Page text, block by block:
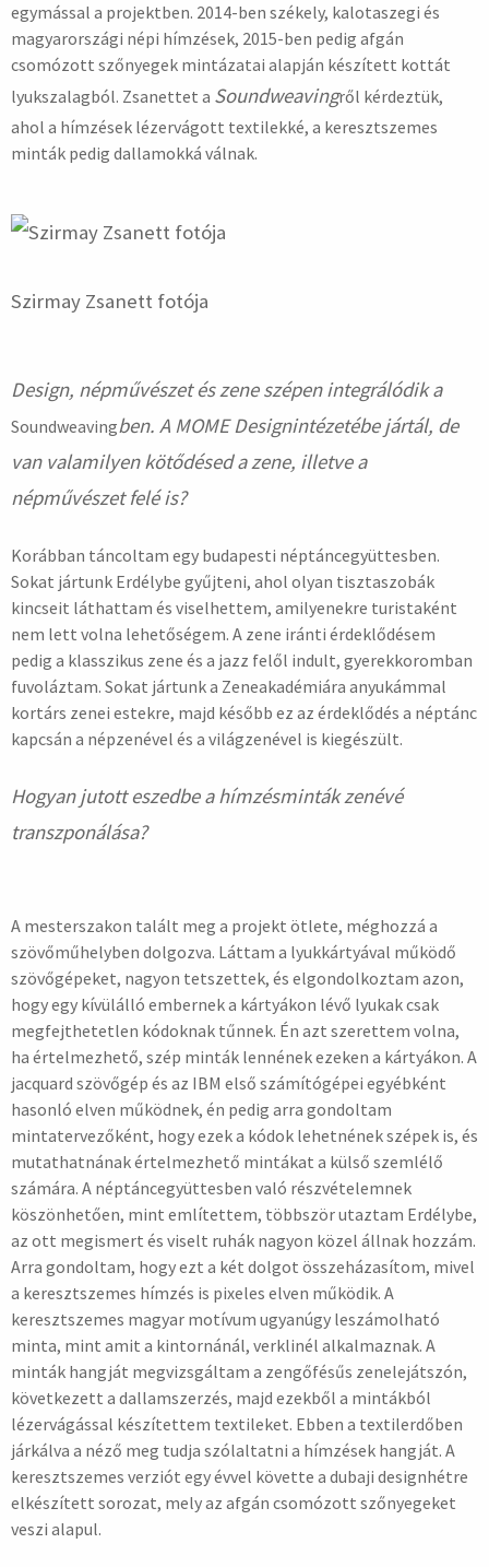
egymással a projektben. 2014-ben székely, kalotaszegi és
magyarországi népi hímzések, 2015-ben pedig afgán
csomózott szőnyegek mintázatai alapján készített kottát
lyukszalagból. Zsanettet a Soundweavingről kérdeztük,
ahol a hímzések lézervágott textilekké, a keresztszemes
minták pedig dallamokká válnak.
Szirmay Zsanett fotója
Design, népművészet és zene szépen integrálódik a
Soundweavingben. A MOME Designintézetébe jártál, de
van valamilyen kötődésed a zene, illetve a
népművészet felé is?
Korábban táncoltam egy budapesti néptáncegyüttesben.
Sokat jártunk Erdélybe gyűjteni, ahol olyan tisztaszobák
kincseit láthattam és viselhettem, amilyenekre turistaként
nem lett volna lehetőségem. A zene iránti érdeklődésem
pedig a klasszikus zene és a jazz felől indult, gyerekkoromban
fuvoláztam. Sokat jártunk a Zeneakadémiára anyukámmal
kortárs zenei estekre, majd később ez az érdeklődés a néptánc
kapcsán a népzenével és a világzenével is kiegészült.
Hogyan jutott eszedbe a hímzésminták zenévé
transzponálása?
A mesterszakon talált meg a projekt ötlete, méghozzá a
szövőműhelyben dolgozva. Láttam a lyukkártyával működő
szövőgépeket, nagyon tetszettek, és elgondolkoztam azon,
hogy egy kívülálló embernek a kártyákon lévő lyukak csak
megfejthetetlen kódoknak tűnnek. Én azt szerettem volna,
ha értelmezhető, szép minták lennének ezeken a kártyákon. A
jacquard szövőgép és az IBM első számítógépei egyébként
hasonló elven működnek, én pedig arra gondoltam
mintatervezőként, hogy ezek a kódok lehetnének szépek is, és
mutathatnának értelmezhető mintákat a külső szemlélő
számára. A néptáncegyüttesben való részvételemnek
köszönhetően, mint említettem, többször utaztam Erdélybe,
az ott megismert és viselt ruhák nagyon közel állnak hozzám.
Arra gondoltam, hogy ezt a két dolgot összeházasítom, mivel
a keresztszemes hímzés is pixeles elven működik. A
keresztszemes magyar motívum ugyanúgy leszámolható
minta, mint amit a kintornánál, verklinél alkalmaznak. A
minták hangját megvizsgáltam a zengőfésűs zenelejátszón,
következett a dallamszerzés, majd ezekből a mintákból
lézervágással készítettem textileket. Ebben a textilerdőben
járkálva a néző meg tudja szólaltatni a hímzések hangját. A
keresztszemes verziót egy évvel követte a dubaji designhétre
elkészített sorozat, mely az afgán csomózott szőnyegeket
veszi alapul.